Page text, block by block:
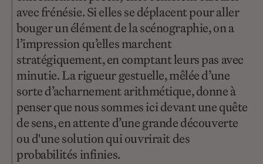
avec frénésie. Si elles se déplacent pour aller
bouger un élément de la scénographie, on a
l’impression qu’elles marchent
stratégiquement, en comptant leurs pas avec
minutie. La rigueur gestuelle, mêlée d’une
sorte d’acharnement arithmétique, donne à
penser que nous sommes ici devant une quête
de sens, en attente d’une grande découverte
ou d'une solution qui ouvrirait des
probabilités infinies.